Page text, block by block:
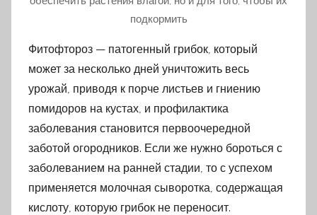
подкормить
Фитофтороз — патогенный грибок, который
может за несколько дней уничтожить весь
урожай, приводя к порче листьев и гниению
помидоров на кустах, и профилактика
заболевания становится первоочередной
заботой огородников. Если же нужно бороться с
заболеванием на ранней стадии, то с успехом
применяется молочная сыворотка, содержащая
кислоту, которую грибок не переносит.